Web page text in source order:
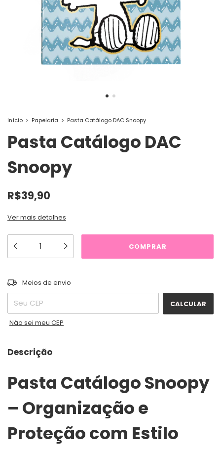
Início > Papelaria > Pasta Catálogo DAC Snoopy
Pasta Catálogo DAC
Snoopy
R$39,90
Ver mais detalhes
Entregas para o CEP:
Meios de envio
CALCULAR
Não sei meu CEP
Descrição
Pasta Catálogo Snoopy
– Organização e
Proteção com Estilo